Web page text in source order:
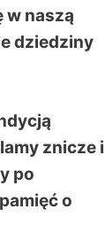
w naszą
dziedziny
znicze i
po
o